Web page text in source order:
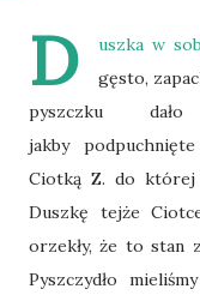
D
uszka w
gęsto,
pyszczku
jakby
Ciotką Z. do której
Duszkę tejże
orzekły, że to stan
Pyszczydło